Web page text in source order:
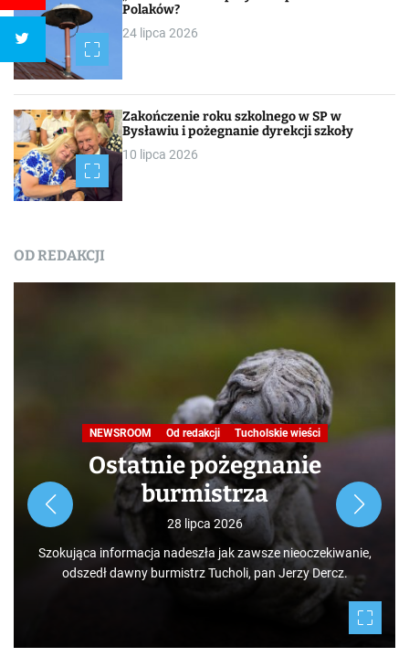
Polaków?
24 lipca 2026
Zakończenie roku szkolnego w SP w
Bysławiu i pożegnanie dyrekcji szkoły
10 lipca 2026
OD REDAKCJI
NEWSROOM Od redakcji Tucholskie wieści
Ostatnie pożegnanie
burmistrza
28 lipca 2026
Szokująca informacja nadeszła jak zawsze nieoczekiwanie,
odszedł dawny burmistrz Tucholi, pan Jerzy Dercz.